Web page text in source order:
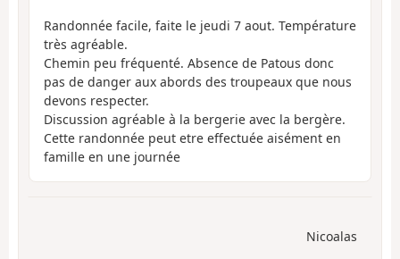
Randonnée facile, faite le jeudi 7 aout. Température
très agréable.
Chemin peu fréquenté. Absence de Patous donc
pas de danger aux abords des troupeaux que nous
devons respecter.
Discussion agréable à la bergerie avec la bergère.
Cette randonnée peut etre effectuée aisément en
famille en une journée
Nicoalas